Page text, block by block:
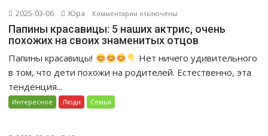
ступор»
поклонников.
2025-03-06 Юра Комментарии к
записи
Папины
наших
отключены
Папины красавицы: 5 наших актрис, очень
похожих на своих знаменитых отцов
Папины красавицы!
Нет ничего удивительного
в том, что дети похожи на родителей. Естественно, эта
тенденция...
Интересное Люди Семья